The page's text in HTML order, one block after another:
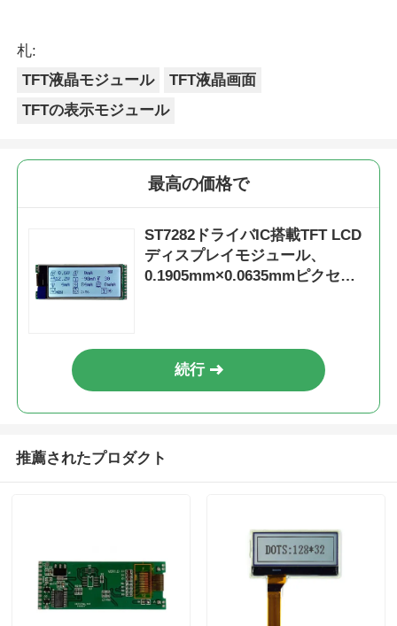
札:
TFT液晶モジュール
TFT液晶画面
TFTの表示モジュール
最高の価格で
ST7282ドライバIC搭載TFT LCD
ディスプレイモジュール、
0.1905mm×0.0635mmピクセル
続行
推薦されたプロダクト